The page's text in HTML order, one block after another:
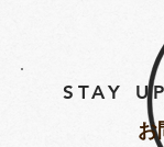
STAY
お